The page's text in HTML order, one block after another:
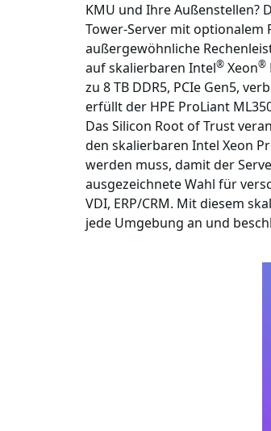
KMU und Ihre Außenstellen?
Tower-Server mit optionalem
außergewöhnliche
auf skalierbaren Intel® Xeon®
zu 8 TB DDR5, PCIe Gen5,
erfüllt der HPE ProLiant
Das Silicon Root of Trust
den skalierbaren Intel Xeon
werden muss, damit der
ausgezeichnete Wahl für
VDI, ERP/CRM. Mit diesem
jede Umgebung an und